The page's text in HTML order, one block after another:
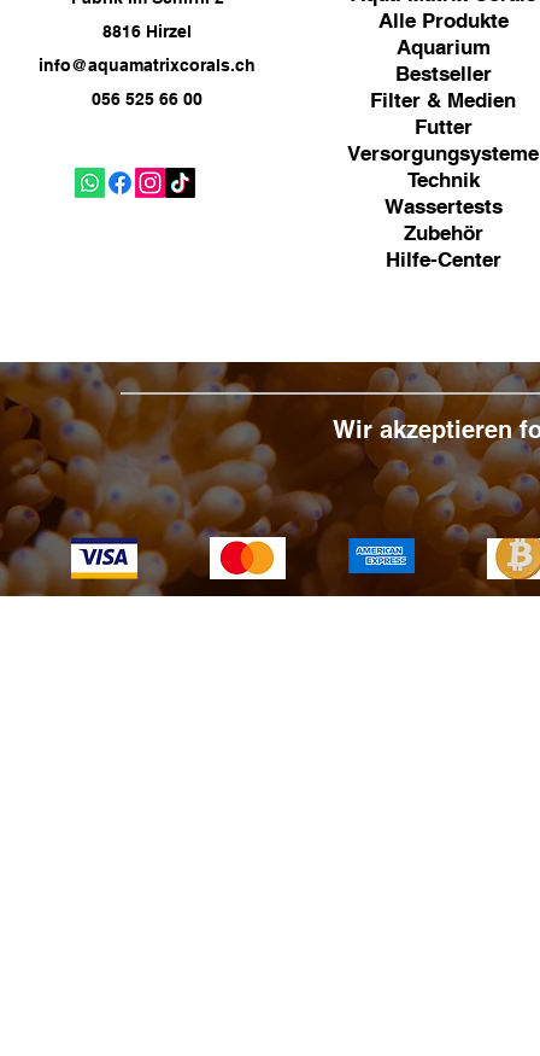
8816 Hirzel
info@aquamatrixcorals.ch
056 525 66 00
Alle Produkte
Aquarium
Bestseller
Filter & Medien
Futter
Versorgungsysteme
Technik
Wassertests
Zubehör
Hilfe-Center
Wir akzeptieren